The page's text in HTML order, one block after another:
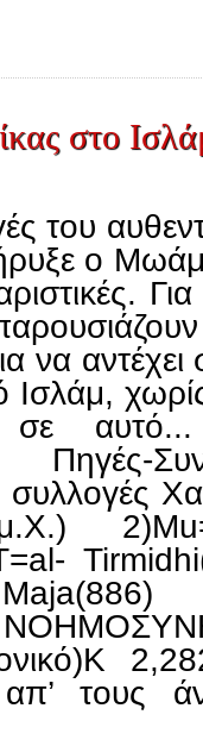
στο
του
ο
να αντέχει
Ισλάμ,
σε
Πηγές-
συλλογές
τους